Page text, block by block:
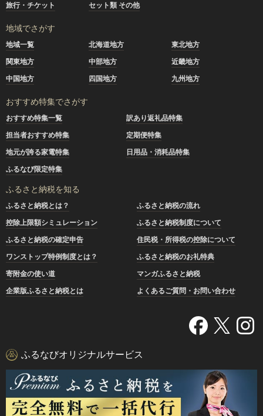
旅行・チケット
セット類 その他
地域でさがす
地域一覧 北海道地方
東北地方
関東地方
中部地方
近畿地方
中国地方
四国地方 九州地方
おすすめ特集でさがす
おすすめ特集一覧
訳あり返礼品特集
担当者おすすめ特集
定期便特集
地元が誇る家電特集
日用品・消耗品特集
ふるなび限定特集
ふるさと納税を知る
ふるさと納税とは？
ふるさと納税の流れ
控除上限額シミュレーション
ふるさと納税制度について
ふるさと納税の確定申告
住民税・所得税の控除について
ワンストップ特例制度とは？
ふるさと納税のお礼特典
寄附金の使い道
マンガふるさと納税
企業版ふるさと納税とは
よくあるご質問・お問い合わせ
ふるなびオリジナルサービス